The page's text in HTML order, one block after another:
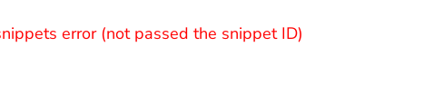
error (not passed the snippet ID)